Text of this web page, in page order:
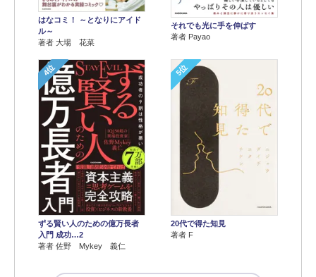
はなコミ！ ～となりにアイド
ル～
著者 大場 花菜
それでも光に手を伸ばす
著者 Payao
4位
ずる賢い人のための億万長者
入門 成功…2
著者 佐野 Mykey 義仁
5位
20代で得た知見
著者 F